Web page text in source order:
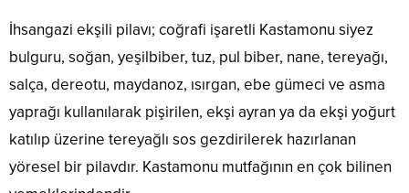
İhsangazi ekşili pilavı; coğrafi işaretli Kastamonu siyez
bulguru, soğan, yeşilbiber, tuz, pul biber, nane, tereyağı,
salça, dereotu, maydanoz, ısırgan, ebe gümeci ve asma
yaprağı kullanılarak pişirilen, ekşi ayran ya da ekşi yoğurt
katılıp üzerine tereyağlı sos gezdirilerek hazırlanan
yöresel bir pilavdır. Kastamonu mutfağının en çok bilinen